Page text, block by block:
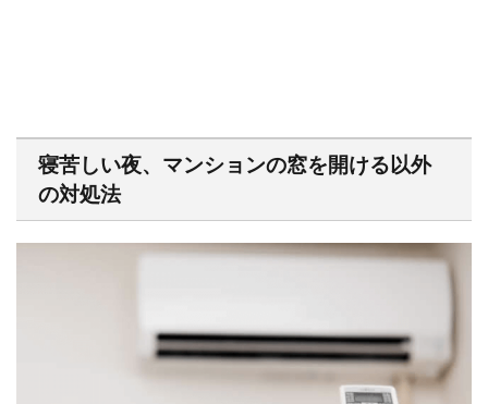
寝苦しい夜、マンションの窓を開ける以外
の対処法